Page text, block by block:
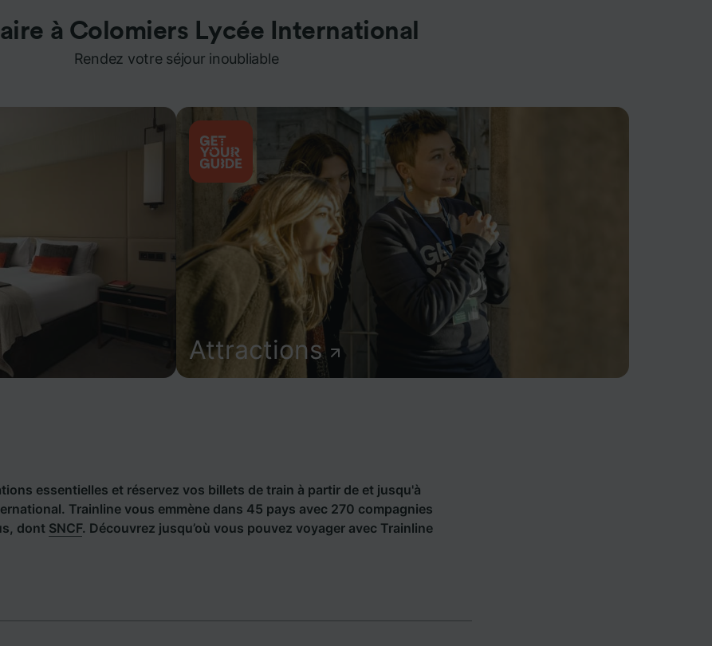
à Colomiers Lycée International
Rendez votre séjour inoubliable
Attractions
essentielles et réservez vos billets de train à partir de et jusqu'à
Trainline vous emmène dans 45 pays avec 270 compagnies
dont SNCF. Découvrez jusqu’où vous pouvez voyager avec Trainline